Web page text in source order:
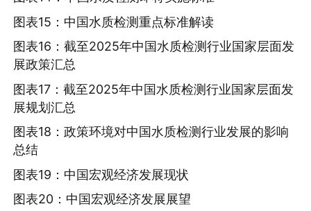
图表15：中国水质检测重点标准解读
图表16：截至2025年中国水质检测行业国家层面发
展政策汇总
图表17：截至2025年中国水质检测行业国家层面发
展规划汇总
图表18：政策环境对中国水质检测行业发展的影响
总结
图表19：中国宏观经济发展现状
图表20：中国宏观经济发展展望